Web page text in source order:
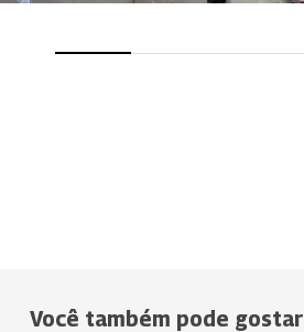
Você também pode gostar